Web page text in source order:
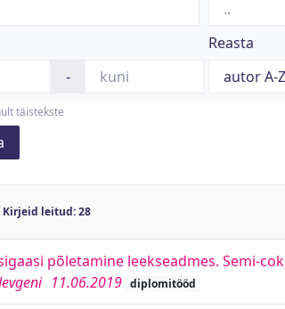
-
Reasta
täistekste
Kirjeid leitud: 28
põletamine leekseadmes. Semi-
11.06.2019 diplomitööd